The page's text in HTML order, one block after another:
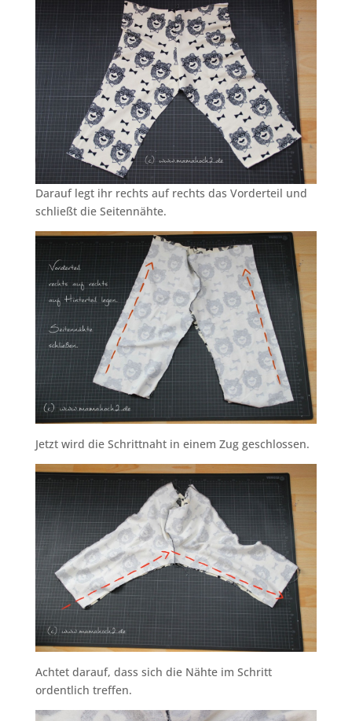
Darauf legt ihr rechts auf rechts das Vorderteil und
schließt die Seitennähte.
Jetzt wird die Schrittnaht in einem Zug geschlossen.
Achtet darauf, dass sich die Nähte im Schritt
ordentlich treffen.